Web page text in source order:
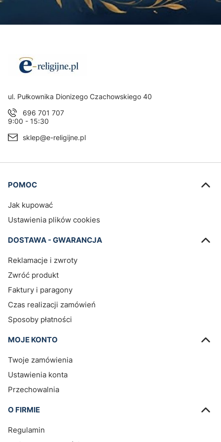
Adres:
ul. Pułkownika Dionizego Czachowskiego 40
696 701 707
9:00 - 15:30
sklep@e-religijne.pl
Linki w stopce
POMOC
Jak kupować
Ustawienia plików cookies
DOSTAWA - GWARANCJA
Reklamacje i zwroty
Zwróć produkt
Faktury i paragony
Czas realizacji zamówień
Sposoby płatności
MOJE KONTO
Twoje zamówienia
Ustawienia konta
Przechowalnia
O FIRMIE
Regulamin